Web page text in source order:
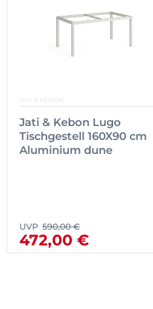
JATI & KEBON
Jati & Kebon Lugo
Tischgestell 160X90 cm
Aluminium dune
UVP 590,00 €
472,00 €